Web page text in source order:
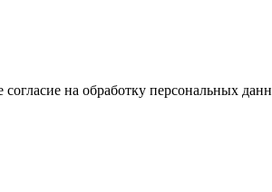
согласие на обработку персональных